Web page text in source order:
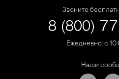
Звоните
8 (800)
Ежедневно: с
Наши